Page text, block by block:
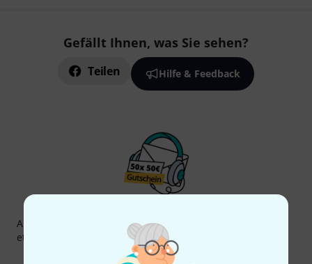
Gefällt Ihnen, was Sie sehen?
Teilen Hilfe & Feedback
Abonniere den Thomann Newsletter und gewinne mit
etwas Glück einen von
50 Gutscheinen
Inspirierende Beiträge
Deals